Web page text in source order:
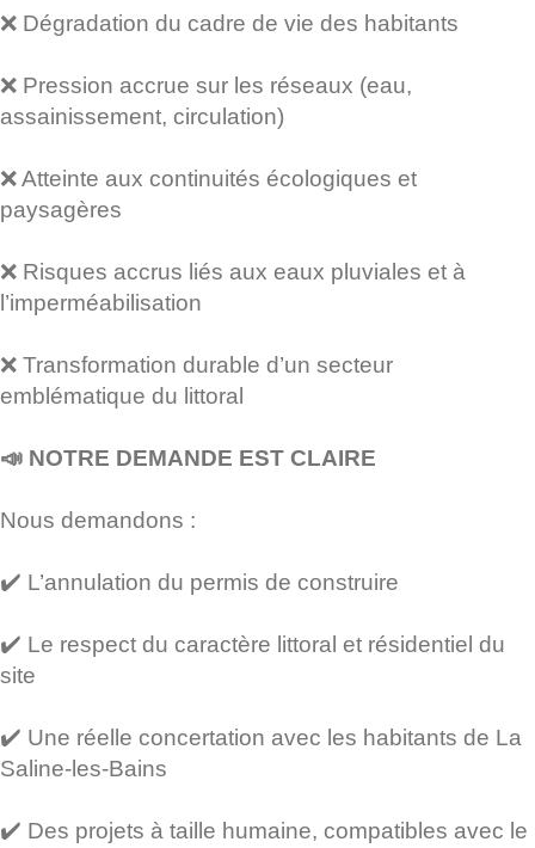
❌ Dégradation du cadre de vie des habitants
❌ Pression accrue sur les réseaux (eau,
assainissement, circulation)
❌ Atteinte aux continuités écologiques et
paysagères
❌ Risques accrus liés aux eaux pluviales et à
l’imperméabilisation
❌ Transformation durable d’un secteur
emblématique du littoral
📣 NOTRE DEMANDE EST CLAIRE
Nous demandons :
✔️ L’annulation du permis de construire
✔️ Le respect du caractère littoral et résidentiel du
site
✔️ Une réelle concertation avec les habitants de La
Saline-les-Bains
✔️ Des projets à taille humaine, compatibles avec le